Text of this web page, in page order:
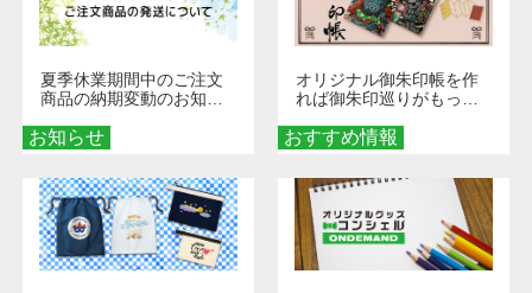
お知らせ
夏季休業期間中のご注文
商品の納期変動のお知ら
おすすめ情報
オリジナル御朱印帳を作
れば御朱印巡りがもっと
ダーメイドする魅力と選
び方